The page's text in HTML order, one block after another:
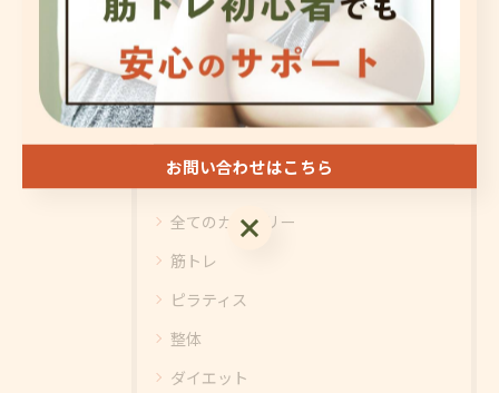
#筋トレ #静岡市
カテゴリー CATEGORIES
全てのカテゴリー
筋トレ
ピラティス
整体
ダイエット
お問い合わせはこちら
お問い合わせはこちら